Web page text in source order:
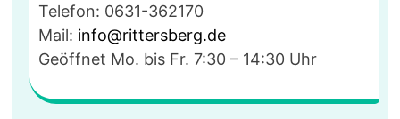
Telefon: 0631-362170
Mail: info@rittersberg.de
Geöffnet Mo. bis Fr. 7:30 – 14:30 Uhr